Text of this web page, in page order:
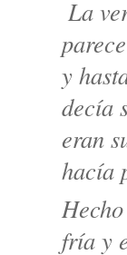
y
decía
eran
hacía